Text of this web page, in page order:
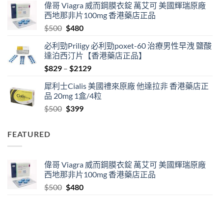
$529
through
偉哥 Viagra 威而鋼膜衣錠 萬艾可 美國輝瑞原廠
西地那非片100mg 香港藥店正品
$500 Original
was:
$500.
$480Current
is:
$480.
必利勁Priligy 必利勁poxet-60 治療男性早洩 鹽酸
達泊西汀片【香港藥店正品】
$829 – $2129Price
$829
through
犀利士Cialis 美國禮來原廠 他達拉非 香港藥店正
品 20mg 1盒/4粒
$500 Original
$399Current
FEATURED
偉哥 Viagra 威而鋼膜衣錠 萬艾可 美國輝瑞原廠
西地那非片100mg 香港藥店正品
$500 Original
$480Current